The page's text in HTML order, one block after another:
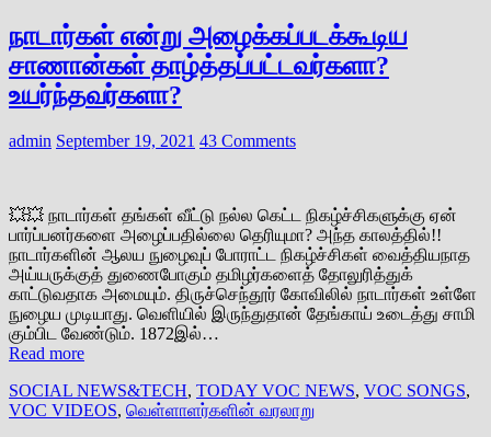
நாடார்கள் என்று அழைக்கப்படக்கூடிய
சாணான்கள் தாழ்த்தப்பட்டவர்களா?
உயர்ந்தவர்களா?
admin September 19, 2021 43 Comments
💥💥 நாடார்கள் தங்கள் வீட்டு நல்ல கெட்ட நிகழ்ச்சிகளுக்கு ஏன்
பார்ப்பனர்களை அழைப்பதில்லை தெரியுமா? அந்த காலத்தில்!!
நாடார்களின் ஆலய நுழைவுப் போராட்ட நிகழ்ச்சிகள் வைத்தியநாத
அய்யருக்குத் துணைபோகும் தமிழர்களைத் தோலுரித்துக்
காட்டுவதாக அமையும். திருச்செந்தூர் கோவிலில் நாடார்கள் உள்ளே
நுழைய முடியாது. வெளியில் இருந்துதான் தேங்காய் உடைத்து சாமி
கும்பிட வேண்டும். 1872இல்…
Read more
SOCIAL NEWS&TECH, TODAY VOC NEWS, VOC SONGS,
VOC VIDEOS, வெள்ளாளர்களின் வரலாறு